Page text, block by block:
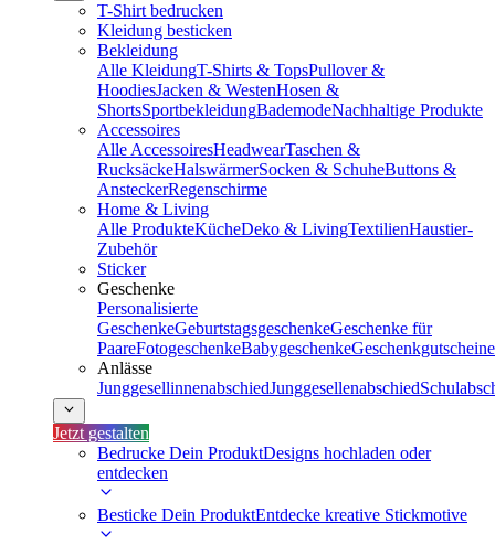
T-Shirt bedrucken
Kleidung besticken
Bekleidung
Alle KleidungT-Shirts & TopsPullover &
HoodiesJacken & WestenHosen &
ShortsSportbekleidungBademodeNachhaltige Produkte
Accessoires
Alle AccessoiresHeadwearTaschen &
RucksäckeHalswärmerSocken & SchuheButtons &
AnsteckerRegenschirme
Home & Living
Alle ProdukteKücheDeko & LivingTextilienHaustier-
Zubehör
Sticker
Geschenke
Personalisierte
GeschenkeGeburtstagsgeschenkeGeschenke für
PaareFotogeschenkeBabygeschenkeGeschenkgutscheine
Anlässe
JunggesellinnenabschiedJunggesellenabschied
Jetzt gestalten
Bedrucke Dein ProduktDesigns hochladen oder
entdecken
Besticke Dein ProduktEntdecke kreative Stickmotive